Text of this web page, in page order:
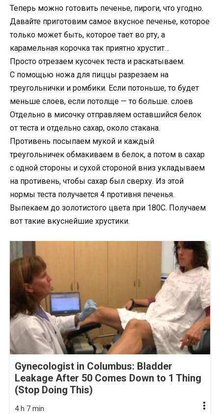
Теперь можно готовить печенье, пироги, что угодно.
Давайте приготовим самое вкусное печенье, которое
только может быть, которое тает во рту, а
карамельная корочка так приятно хрустит…
Просто отрезаем кусочек теста и раскатываем.
С помощью ножа для пиццы разрезаем на
треугольнички и ромбики. Если потоньше, то будет
меньше слоев, если потолще — то больше. слоев
Отдельно в мисочку отправляем оставшийся белок
от теста и отдельно сахар, около стакана.
Противень посыпаем мукой и каждый
треугольничек обмакиваем в белок, а потом в сахар
с одной стороны и сухой стороной вниз укладываем
на противень, чтобы сахар был сверху. Из этой
нормы теста получается 4 противня печенья.
Выпекаем до золотистого цвета при 180С. Получаем
вот такие вкуснейшие хрустики.
Gynecologist in Columbus: Bladder
Leakage After 50 Comes Down to 1 Thing
(Stop Doing This)
4 h 7 min